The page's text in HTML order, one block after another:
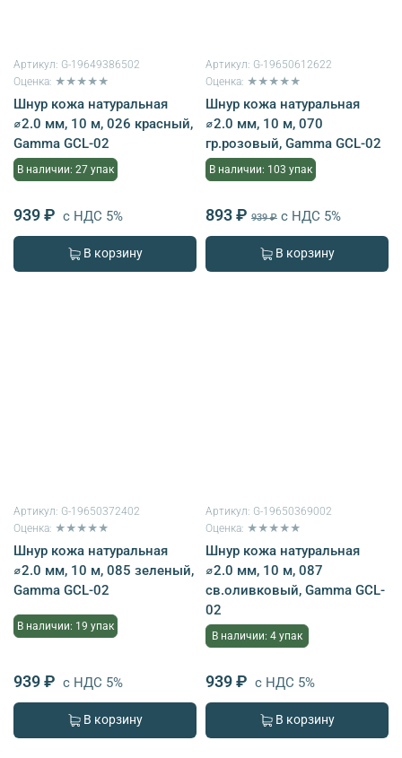
Артикул: G-19649386502
Оценка: ★★★★★
Шнур кожа натуральная
⌀2.0 мм, 10 м, 026 красный,
Gamma GCL-02
В наличии: 27 упак
939 ₽ с НДС 5%
В корзину
Артикул: G-19650612622
Оценка: ★★★★★
Шнур кожа натуральная
⌀2.0 мм, 10 м, 070
гр.розовый, Gamma GCL-02
В наличии: 103 упак
893 ₽ 939 ₽ с НДС 5%
В корзину
Артикул: G-19650372402
Оценка: ★★★★★
Шнур кожа натуральная
⌀2.0 мм, 10 м, 085 зеленый,
Gamma GCL-02
В наличии: 19 упак
939 ₽ с НДС 5%
В корзину
Артикул: G-19650369002
Оценка: ★★★★★
Шнур кожа натуральная
⌀2.0 мм, 10 м, 087
св.оливковый, Gamma GCL-
02
В наличии: 4 упак
939 ₽ с НДС 5%
В корзину